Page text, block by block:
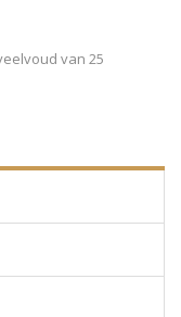
van 25